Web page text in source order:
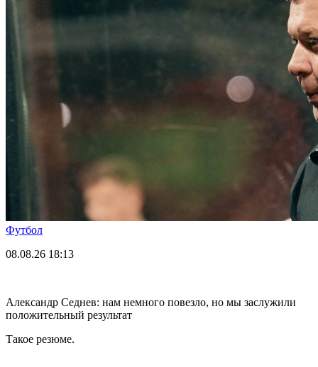
Футбол
08.08.26 18:13
Александр Седнев: нам немного повезло, но мы заслужили
положительный результат
Такое резюме.